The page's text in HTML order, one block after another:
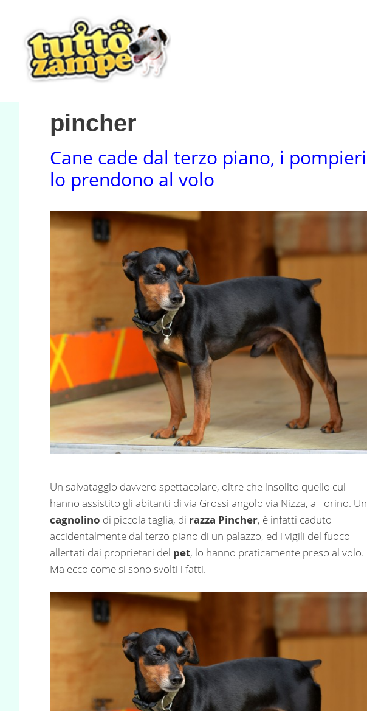
contenuto
pincher
Cane cade dal terzo piano, i pompieri
lo prendono al volo
Un salvataggio davvero spettacolare, oltre che insolito quello cui
hanno assistito gli abitanti di via Grossi angolo via Nizza, a Torino. Un
cagnolino di piccola taglia, di razza Pincher, è infatti caduto
accidentalmente dal terzo piano di un palazzo, ed i vigili del fuoco
allertati dai proprietari del pet, lo hanno praticamente preso al volo.
Ma ecco come si sono svolti i fatti.